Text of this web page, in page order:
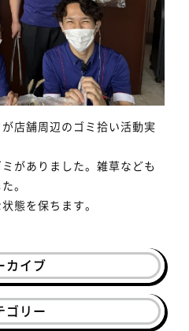
店舗周辺のゴミ拾い活動実
がありました。雑草なども
。
態を保ちます。
カイブ
ゴリー